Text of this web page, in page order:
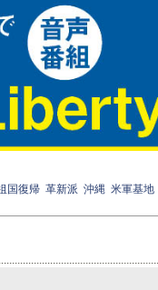
国復帰 革新派 沖縄 米軍基地